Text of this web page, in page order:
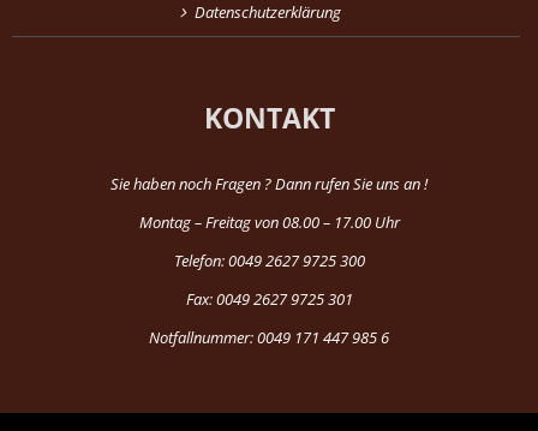
Datenschutzerklärung
KONTAKT
Sie haben noch Fragen ? Dann rufen Sie uns an !
Montag – Freitag von 08.00 – 17.00 Uhr
Telefon: 0049 2627 9725 300
Fax: 0049 2627 9725 301
Notfallnummer: 0049 171 447 985 6